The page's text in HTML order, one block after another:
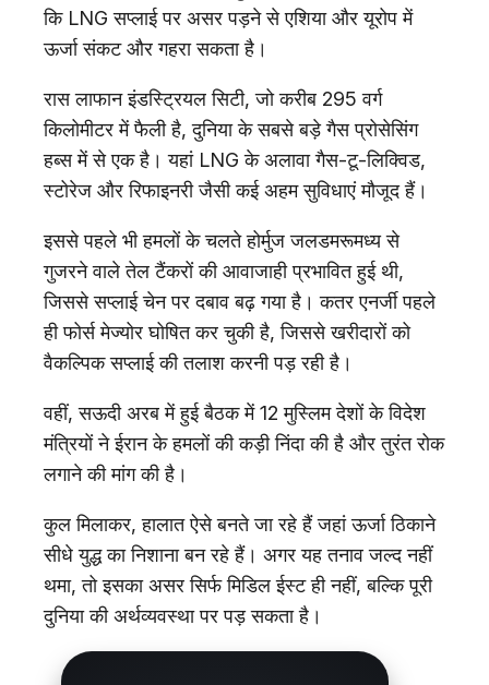
कि LNG सप्लाई पर असर पड़ने से एशिया और यूरोप में
ऊर्जा संकट और गहरा सकता है।
रास लाफान इंडस्ट्रियल सिटी, जो करीब 295 वर्ग
किलोमीटर में फैली है, दुनिया के सबसे बड़े गैस प्रोसेसिंग
हब्स में से एक है। यहां LNG के अलावा गैस-टू-लिक्विड,
स्टोरेज और रिफाइनरी जैसी कई अहम सुविधाएं मौजूद हैं।
इससे पहले भी हमलों के चलते होर्मुज जलडमरूमध्य से
गुजरने वाले तेल टैंकरों की आवाजाही प्रभावित हुई थी,
जिससे सप्लाई चेन पर दबाव बढ़ गया है। कतर एनर्जी पहले
ही फोर्स मेज्योर घोषित कर चुकी है, जिससे खरीदारों को
वैकल्पिक सप्लाई की तलाश करनी पड़ रही है।
वहीं, सऊदी अरब में हुई बैठक में 12 मुस्लिम देशों के विदेश
मंत्रियों ने ईरान के हमलों की कड़ी निंदा की है और तुरंत रोक
लगाने की मांग की है।
कुल मिलाकर, हालात ऐसे बनते जा रहे हैं जहां ऊर्जा ठिकाने
सीधे युद्ध का निशाना बन रहे हैं। अगर यह तनाव जल्द नहीं
थमा, तो इसका असर सिर्फ मिडिल ईस्ट ही नहीं, बल्कि पूरी
दुनिया की अर्थव्यवस्था पर पड़ सकता है।